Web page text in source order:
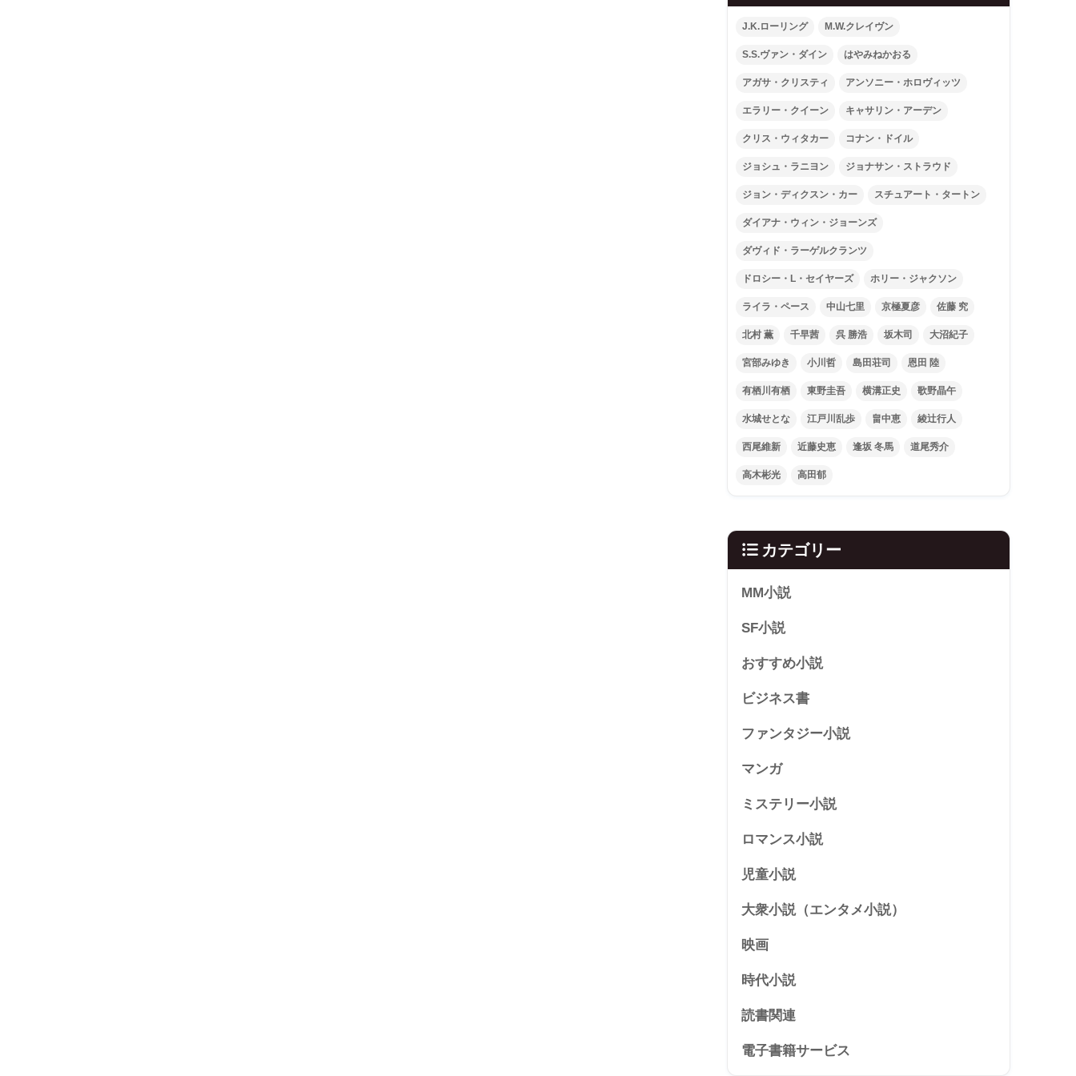
J.K.ローリング M.W.クレイヴン
S.S.ヴァン・ダイン はやみねかおる
アガサ・クリスティ アンソニー・ホロヴィッツ
エラリー・クイーン キャサリン・アーデン
クリス・ウィタカー コナン・ドイル
ジョシュ・ラニヨン ジョナサン・ストラウド
ジョン・ディクスン・カー スチュアート・タートン
ダイアナ・ウィン・ジョーンズ
ダヴィド・ラーゲルクランツ
ドロシー・L・セイヤーズ ホリー・ジャクソン
ライラ・ペース 中山七里 京極夏彦 佐藤 究
北村 薫 千早茜 呉 勝浩 坂木司 大沼紀子
宮部みゆき 小川哲 島田荘司 恩田 陸
有栖川有栖 東野圭吾 横溝正史 歌野晶午
水城せとな 江戸川乱歩 畠中恵 綾辻行人
西尾維新 近藤史恵 逢坂 冬馬 道尾秀介
高木彬光 高田郁
カテゴリー
MM小説
SF小説
おすすめ小説
ビジネス書
ファンタジー小説
マンガ
ミステリー小説
ロマンス小説
児童小説
大衆小説（エンタメ小説）
映画
時代小説
読書関連
電子書籍サービス